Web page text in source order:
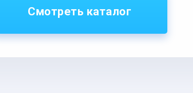
Смотреть каталог